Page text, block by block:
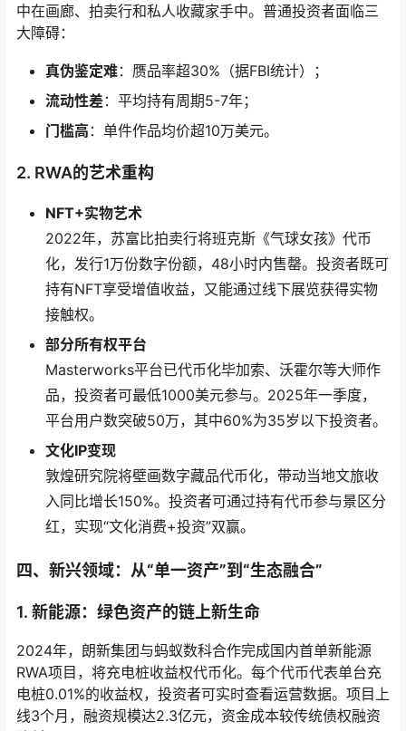
中在画廊、拍卖行和私人收藏家手中。普通投资者面临三
大障碍：
真伪鉴定难：赝品率超30%（据FBI统计）；
流动性差：平均持有周期5-7年；
门槛高 ：单件作品均价超10万美元。
2. RWA的艺术重构
NFT+实物艺术
2022年，苏富比拍卖行将班克斯《气球女孩》代币
化，发行1万份数字份额，48小时内售罄。投资者既可
持有NFT享受增值收益，又能通过线下展览获得实物
接触权。
部分所有权平台
Masterworks平台已代币化毕加索、沃霍尔等大师作
品，投资者可最低1000美元参与。2025年一季度，
平台用户数突破50万，其中60%为35岁以下投资者。
文化IP变现
敦煌研究院将壁画数字藏品代币化，带动当地文旅收
入同比增长150%。投资者可通过持有代币参与景区分
红，实现“文化消费+投资”双赢。
四、新兴领域：从“单一资产”到“生态融合”
1. 新能源：绿色资产的链上新生命
2024年，朗新集团与蚂蚁数科合作完成国内首单新能源
RWA项目，将充电桩收益权代币化。每个代币代表单台充
电桩0.01%的收益权，投资者可实时查看运营数据。项目上
线3个月，融资规模达2.3亿元，资金成本较传统债权融资